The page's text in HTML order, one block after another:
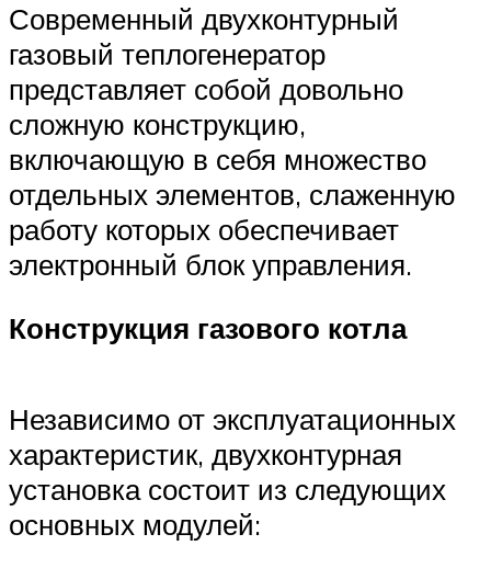
Современный двухконтурный
газовый теплогенератор
представляет собой довольно
сложную конструкцию,
включающую в себя множество
отдельных элементов, слаженную
работу которых обеспечивает
электронный блок управления.
Конструкция газового котла
Независимо от эксплуатационных
характеристик, двухконтурная
установка состоит из следующих
основных модулей: